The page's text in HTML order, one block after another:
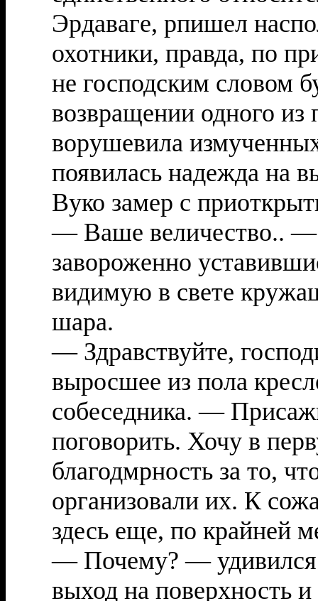
Эрдаваге, рпишел
охотники, правда, по
не господским словом
возвращении одного
ворушевила
появилась надежда на
Вуко замер с
— Ваше величество.. —
завороженно
видимую в свете
шара.
— Здравствуйте,
выросшее из пола
собеседника. —
поговорить. Хочу в
благодмрность за то,
организовали их. К
здесь еще, по крайней
— Почему? —
выход на поверхность